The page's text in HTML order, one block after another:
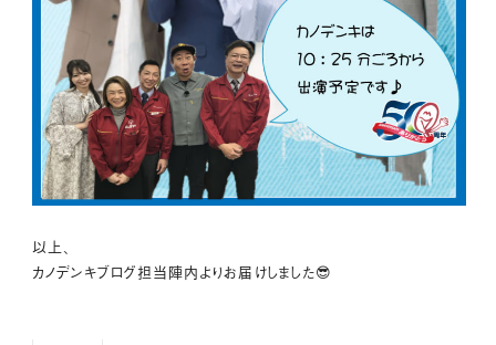
以上、
カノデンキブログ担当陣内よりお届けしました😎